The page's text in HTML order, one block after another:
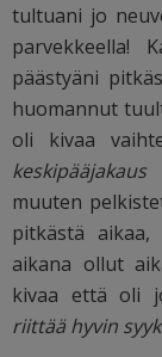
tultuani jo
parvekkeella!
päästyäni
huomannut
oli kivaa
keskipääjakaus-
muuten
pitkästä
aikana ollut
kivaa että oli
riittää hyvin